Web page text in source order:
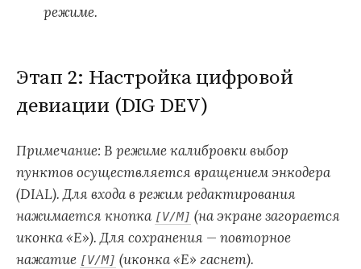
режиме.
Этап 2: Настройка цифровой
девиации (DIG DEV)
Примечание: В режиме калибровки выбор
пунктов осуществляется вращением энкодера
(DIAL). Для входа в режим редактирования
нажимается кнопка [V/M] (на экране загорается
иконка «E»). Для сохранения — повторное
нажатие [V/M] (иконка «E» гаснет).